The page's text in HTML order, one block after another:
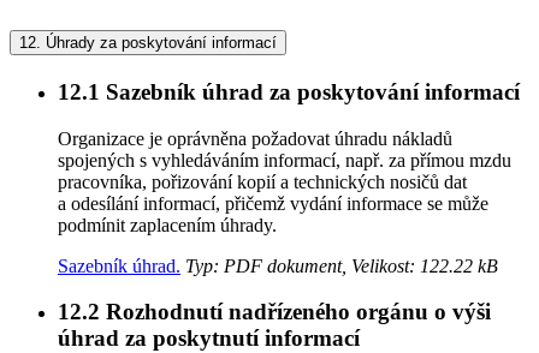
12. Úhrady za poskytování informací
12.1 Sazebník úhrad za poskytování informací
Organizace je oprávněna požadovat úhradu nákladů
spojených s vyhledáváním informací, např. za přímou mzdu
pracovníka, pořizování kopií a technických nosičů dat
a odesílání informací, přičemž vydání informace se může
podmínit zaplacením úhrady.
Sazebník úhrad. Typ: PDF dokument, Velikost: 122.22 kB
12.2 Rozhodnutí nadřízeného orgánu o výši
úhrad za poskytnutí informací